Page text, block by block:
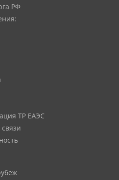
РФ
ТР ЕАЭС